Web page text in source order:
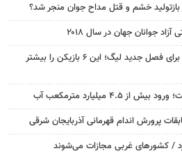
بازتولید خشم و قتل مداح جوان منجر شد؟
جوانان جهان در سال ۲۰۱۸
نسل جدید استقلالی‌ها برای فصل جدید لیگ؛ این ۶ بازیکن را بیشتر
۴.۵ میلیارد مترمکعب آب
پرورش اندام قهرمانی آذربایجان شرقی
/ کشورهای غربی مجازات می‌شوند